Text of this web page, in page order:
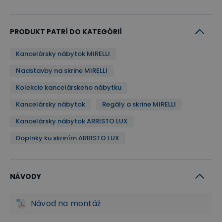
budú vo vašej kancelárii vyzerať dobre. Hrúbka zád
rovnomernom zaťažení.
estetika
ktoré skvele zapadnú do priestranného interiéru.
PRODUKT PATRÍ DO KATEGÓRIÍ
Kancelársky nábytok MIRELLI
Nadstavby na skrine MIRELLI
Kolekcie kancelárskeho nábytku
Kancelársky nábytok
Regály a skrine MIRELLI
Kancelársky nábytok ARRISTO LUX
Doplnky ku skriním ARRISTO LUX
NÁVODY
Návod na montáž